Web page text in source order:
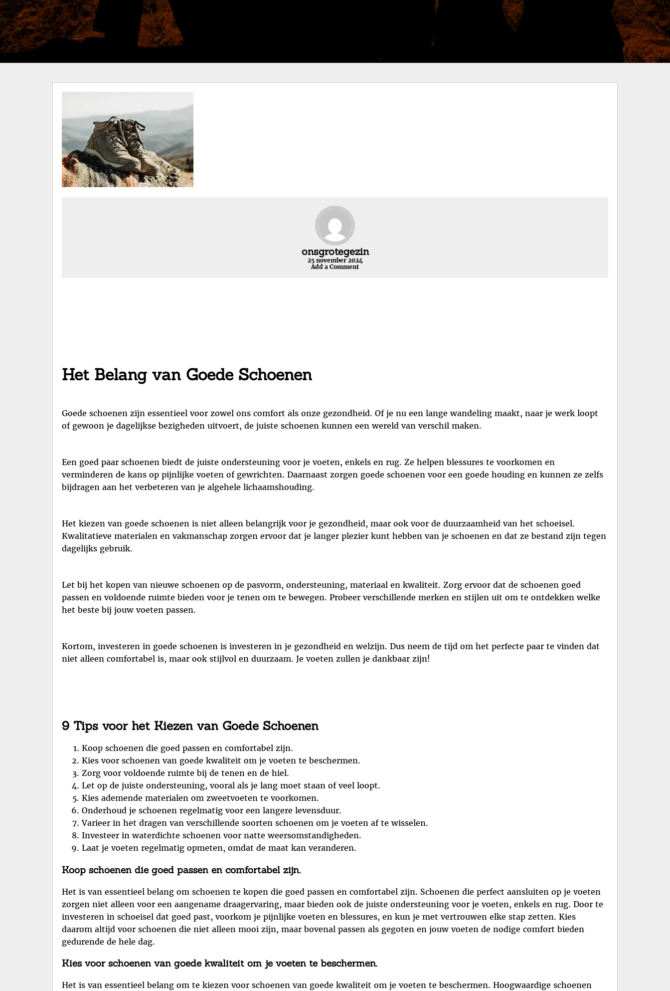
onsgrotegezin
25 november 2024
Add a Comment
Het Belang van Goede Schoenen
Goede schoenen zijn essentieel voor zowel ons comfort als onze gezondheid. Of je nu een lange wandeling maakt, naar je werk loopt
of gewoon je dagelijkse bezigheden uitvoert, de juiste schoenen kunnen een wereld van verschil maken.
Een goed paar schoenen biedt de juiste ondersteuning voor je voeten, enkels en rug. Ze helpen blessures te voorkomen en
verminderen de kans op pijnlijke voeten of gewrichten. Daarnaast zorgen goede schoenen voor een goede houding en kunnen ze zelfs
bijdragen aan het verbeteren van je algehele lichaamshouding.
Het kiezen van goede schoenen is niet alleen belangrijk voor je gezondheid, maar ook voor de duurzaamheid van het schoeisel.
Kwalitatieve materialen en vakmanschap zorgen ervoor dat je langer plezier kunt hebben van je schoenen en dat ze bestand zijn tegen
dagelijks gebruik.
Let bij het kopen van nieuwe schoenen op de pasvorm, ondersteuning, materiaal en kwaliteit. Zorg ervoor dat de schoenen goed
passen en voldoende ruimte bieden voor je tenen om te bewegen. Probeer verschillende merken en stijlen uit om te ontdekken welke
het beste bij jouw voeten passen.
Kortom, investeren in goede schoenen is investeren in je gezondheid en welzijn. Dus neem de tijd om het perfecte paar te vinden dat
niet alleen comfortabel is, maar ook stijlvol en duurzaam. Je voeten zullen je dankbaar zijn!
9 Tips voor het Kiezen van Goede Schoenen
Koop schoenen die goed passen en comfortabel zijn.
Kies voor schoenen van goede kwaliteit om je voeten te beschermen.
Zorg voor voldoende ruimte bij de tenen en de hiel.
Let op de juiste ondersteuning, vooral als je lang moet staan of veel loopt.
Kies ademende materialen om zweetvoeten te voorkomen.
Onderhoud je schoenen regelmatig voor een langere levensduur.
Varieer in het dragen van verschillende soorten schoenen om je voeten af te wisselen.
Investeer in waterdichte schoenen voor natte weersomstandigheden.
Laat je voeten regelmatig opmeten, omdat de maat kan veranderen.
Koop schoenen die goed passen en comfortabel zijn.
Het is van essentieel belang om schoenen te kopen die goed passen en comfortabel zijn. Schoenen die perfect aansluiten op je voeten
zorgen niet alleen voor een aangename draagervaring, maar bieden ook de juiste ondersteuning voor je voeten, enkels en rug. Door te
investeren in schoeisel dat goed past, voorkom je pijnlijke voeten en blessures, en kun je met vertrouwen elke stap zetten. Kies
daarom altijd voor schoenen die niet alleen mooi zijn, maar bovenal passen als gegoten en jouw voeten de nodige comfort bieden
gedurende de hele dag.
Kies voor schoenen van goede kwaliteit om je voeten te beschermen.
Het is van essentieel belang om te kiezen voor schoenen van goede kwaliteit om je voeten te beschermen. Hoogwaardige schoenen